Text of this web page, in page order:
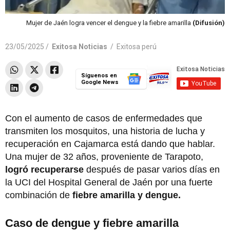
Mujer de Jaén logra vencer el dengue y la fiebre amarilla (Difusión)
23/05/2025 / Exitosa Noticias / Exitosa perú
Síguenos en
Google News
Con el aumento de casos de enfermedades que
transmiten los mosquitos, una historia de lucha y
recuperación en Cajamarca está dando que hablar.
Una mujer de 32 años, proveniente de Tarapoto,
logró recuperarse después de pasar varios días en
la UCI del Hospital General de Jaén por una fuerte
combinación de fiebre amarilla y dengue.
Caso de dengue y fiebre amarilla